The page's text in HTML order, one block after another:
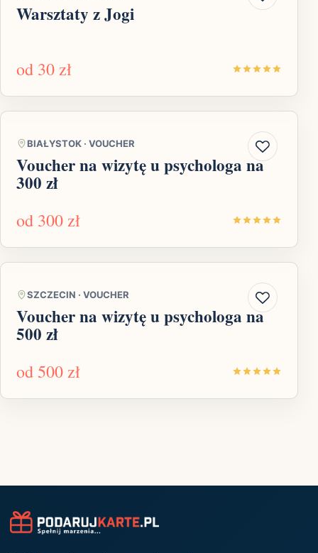
Warsztaty z Jogi
od 30 zł
BIAŁYSTOK · VOUCHER
Voucher na wizytę u psychologa na
300 zł
od 300 zł
SZCZECIN · VOUCHER
Voucher na wizytę u psychologa na
500 zł
od 500 zł